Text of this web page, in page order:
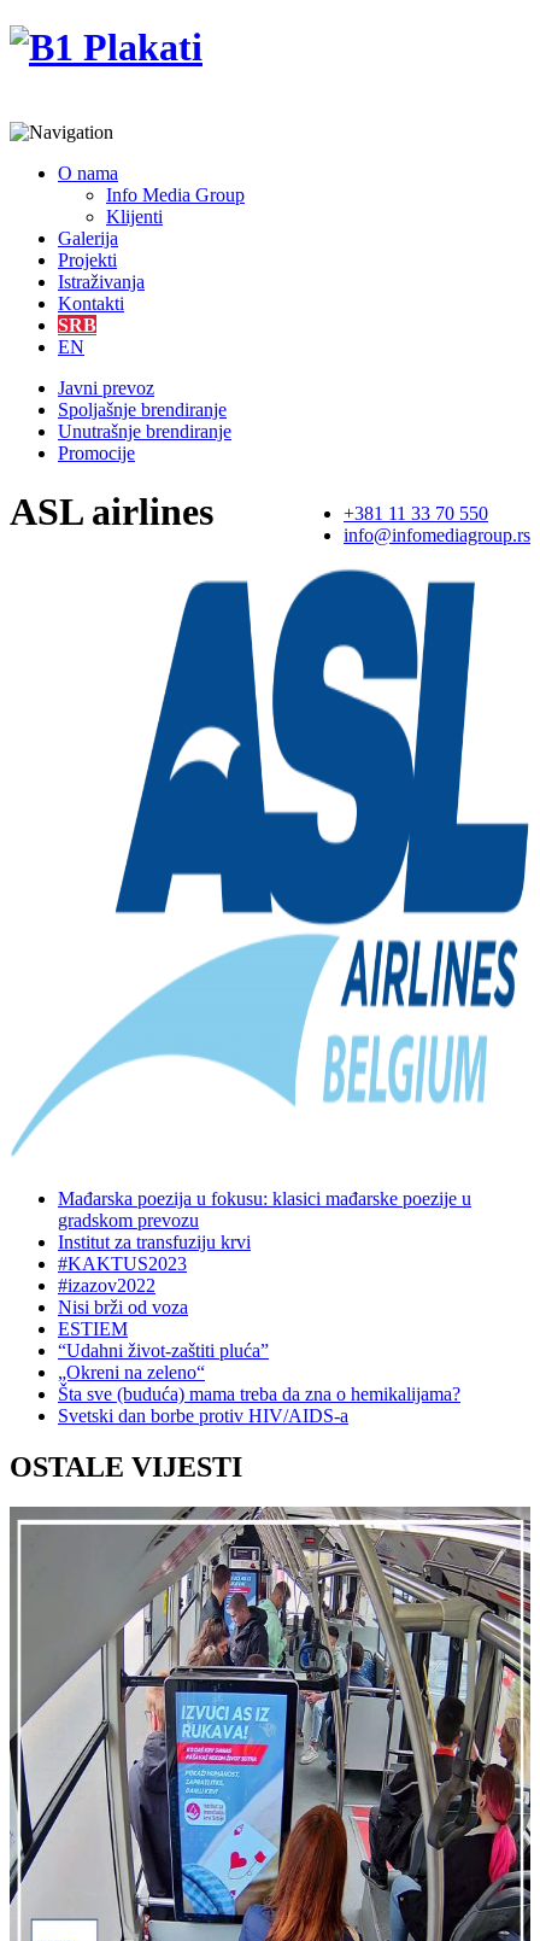
O nama
Info Media Group
Klijenti
Galerija
Projekti
Istraživanja
Kontakti
SRB
EN
Javni prevoz
Spoljašnje brendiranje
Unutrašnje brendiranje
Promocije
+381 11 33 70 550
info@infomediagroup.rs
ASL airlines
Mađarska poezija u fokusu: klasici mađarske poezije u
gradskom prevozu
Institut za transfuziju krvi
#KAKTUS2023
#izazov2022
Nisi brži od voza
ESTIEM
“Udahni život-zaštiti pluća”
„Okreni na zeleno“
Šta sve (buduća) mama treba da zna o hemikalijama?
Svetski dan borbe protiv HIV/AIDS-a
OSTALE VIJESTI